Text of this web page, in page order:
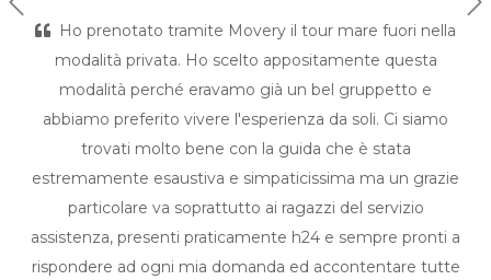
Ho prenotato tramite Movery il tour mare fuori nella
modalità privata. Ho scelto appositamente questa
modalità perché eravamo già un bel gruppetto e
abbiamo preferito vivere l'esperienza da soli. Ci siamo
trovati molto bene con la guida che è stata
estremamente esaustiva e simpaticissima ma un grazie
particolare va soprattutto ai ragazzi del servizio
assistenza, presenti praticamente h24 e sempre pronti a
rispondere ad ogni mia domanda ed accontentare tutte
Previous